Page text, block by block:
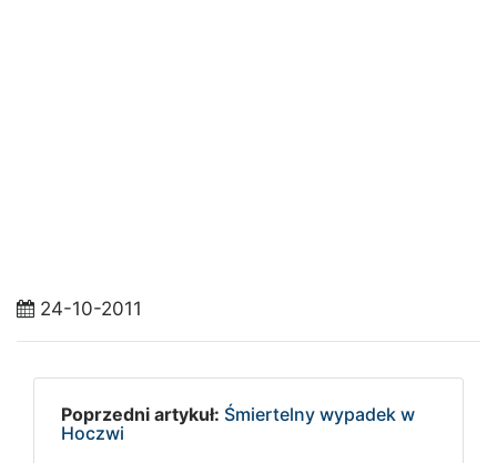
24-10-2011
Poprzedni artykuł: Śmiertelny wypadek w
Hoczwi